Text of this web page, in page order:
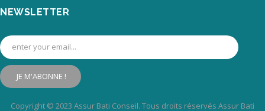
NEWSLETTER
JE M'ABONNE !
Copyright © 2023 Assur Bati Conseil. Tous droits réservés Assur Bati